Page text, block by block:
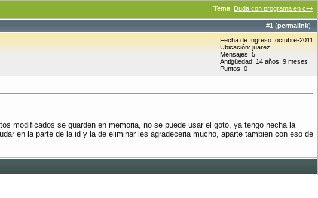
Tema: Duda con programa en c++
#1 (permalink)
Fecha de Ingreso: octubre-2011
Ubicación: juarez
Mensajes: 5
Antigüedad: 14 años, 9 meses
Puntos: 0
modificados se guarden en memoria, no se puede usar el goto, ya tengo hecha la
en la parte de la id y la de eliminar les agradeceria mucho, aparte tambien con eso de